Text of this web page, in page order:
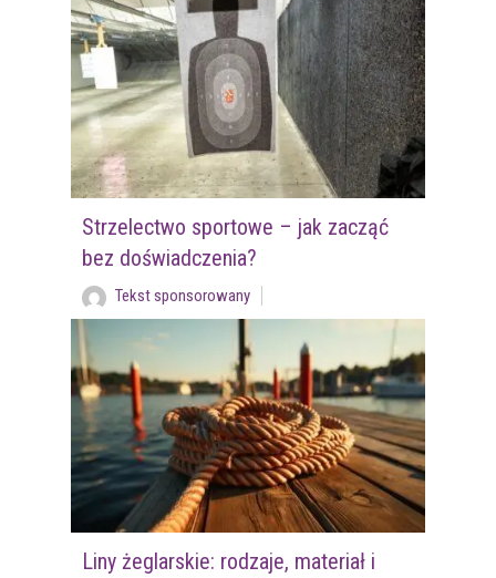
Strzelectwo sportowe – jak zacząć
bez doświadczenia?
Tekst sponsorowany
Liny żeglarskie: rodzaje, materiał i